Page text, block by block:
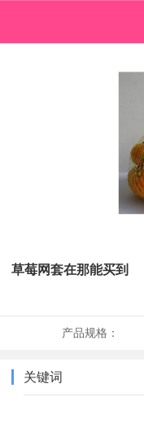
草莓网套在那能买到
产品规格：
关键词